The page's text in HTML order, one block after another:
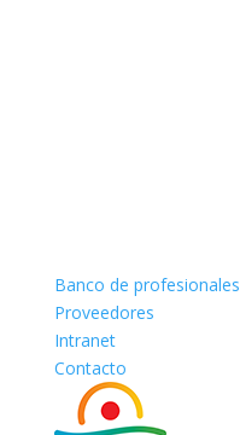
Banco de profesionales
Proveedores
Intranet
Contacto